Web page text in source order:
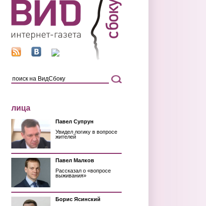
лица
Павел Супрун
Увидел логику в вопросе
жителей
Павел Малков
Рассказал о «вопросе
выживания»
Борис Ясинский